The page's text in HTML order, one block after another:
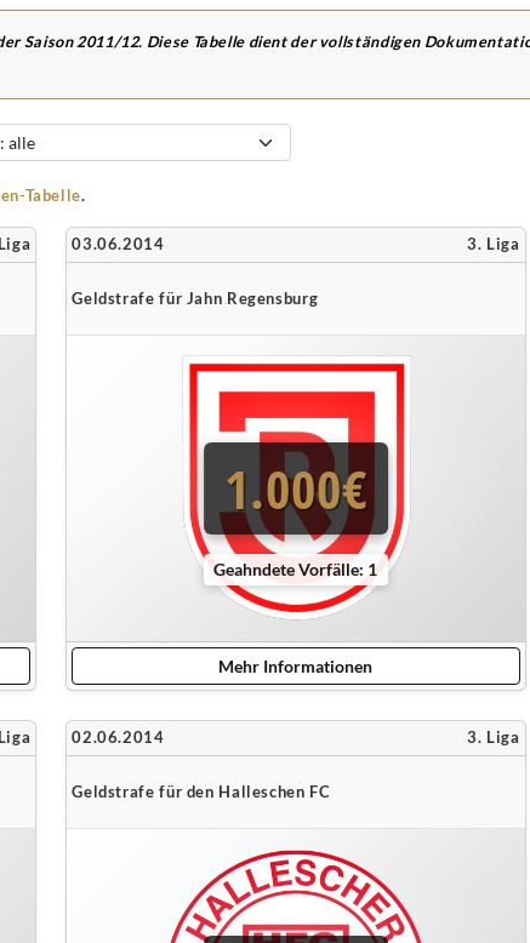
Saison 2011/12. Diese Tabelle dient der vollständigen
Tabelle.
03.06.2014 3. Liga
Geldstrafe für Jahn Regensburg
1.000€
Geahndete Vorfälle: 1
Mehr Informationen
02.06.2014 3. Liga
Geldstrafe für den Halleschen FC